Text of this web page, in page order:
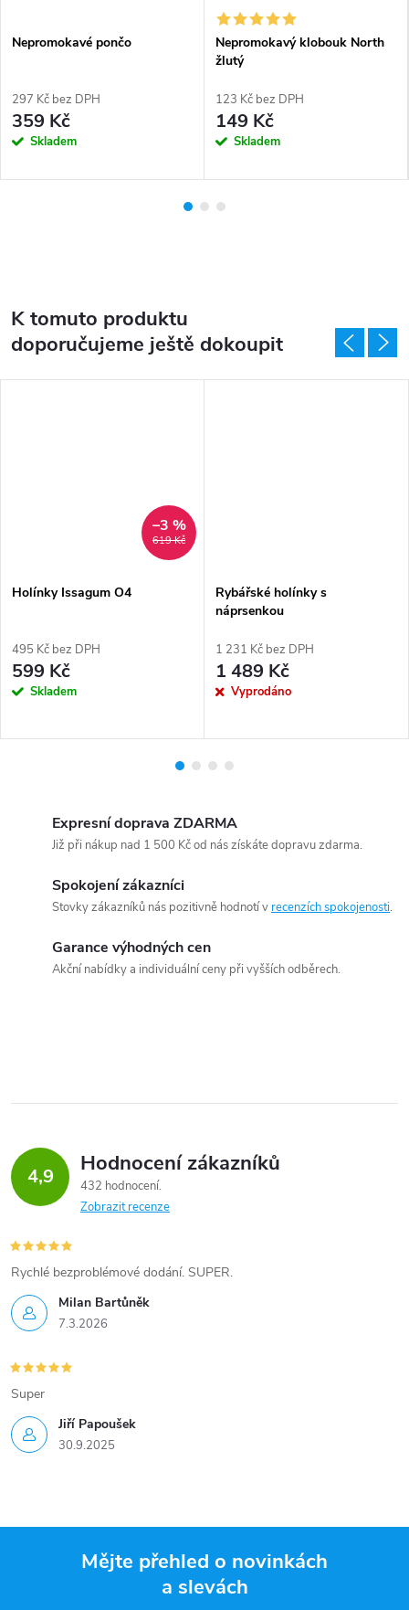
Expresní doprava ZDARMA
Již při nákup nad 1 500 Kč od nás získáte dopravu zdarma.
Spokojení zákazníci
Stovky zákazníků nás pozitivně hodnotí v recenzích spokojenosti.
Garance výhodných cen
Akční nabídky a individuální ceny při vyšších odběrech.
K tomuto produktu
doporučujeme ještě dokoupit
619 Kč
–3 %
Holínky Issagum O4
495 Kč bez DPH
599 Kč
Skladem
Rybářské holínky s
náprsenkou
1 231 Kč bez DPH
1 489 Kč
Vyprodáno
Nepromokavé pončo
297 Kč bez DPH
359 Kč
Skladem
Nepromokavý klobouk North
žlutý
123 Kč bez DPH
149 Kč
Skladem
4,9 Hodnocení zákazníků
432 hodnocení
Zobrazit recenze
Milan Bartůněk
7.3.2026
Rychlé bezproblémové dodání. SUPER.
Jiří Papoušek
30.9.2025
Super
Mějte přehled o novinkách
a slevách